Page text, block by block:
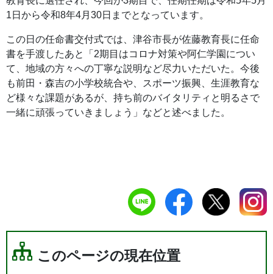
1日から令和8年4月30日までとなっています。
この日の任命書交付式では、津谷市長が佐藤教育長に任命
書を手渡したあと「2期目はコロナ対策や阿仁学園につい
て、地域の方々への丁寧な説明など尽力いただいた。今後
も前田・森吉の小学校統合や、スポーツ振興、生涯教育な
ど様々な課題があるが、持ち前のバイタリティと明るさで
一緒に頑張っていきましょう」などと述べました。
このページの現在位置